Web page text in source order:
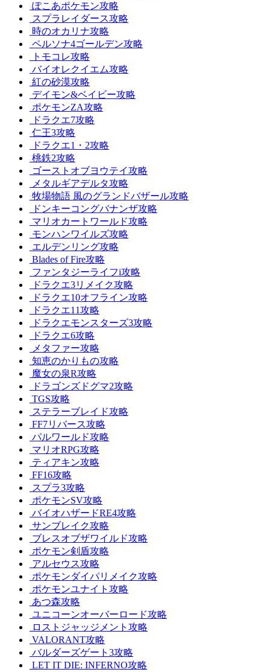
ぽこあポケモン攻略
スプラレイダース攻略
時のオカリナ攻略
ペルソナ4ゴールデン攻略
トモコレ攻略
バイオレクイエム攻略
紅の砂漠攻略
デイモン&ベイビー攻略
ポケモンZA攻略
ドラクエ7攻略
仁王3攻略
ドラクエ1・2攻略
桃鉄2攻略
ゴーストオブヨウテイ攻略
メタルギアデルタ攻略
牧場物語 風のグランドバザール攻略
ドンキーコングバナンザ攻略
マリオカートワールド攻略
モンハンワイルズ攻略
エルデンリング攻略
Blades of Fire攻略
ファンタジーライフi攻略
ドラクエ3リメイク攻略
ドラクエ10オフライン攻略
ドラクエ11攻略
ドラクエモンスターズ3攻略
ドラクエ6攻略
メタファー攻略
知恵のかりもの攻略
魔女の泉R攻略
ドラゴンズドグマ2攻略
TGS攻略
ステラーブレイド攻略
FF7リバース攻略
パルワールド攻略
マリオRPG攻略
ティアキン攻略
FF16攻略
スプラ3攻略
ポケモンSV攻略
バイオハザードRE4攻略
サンブレイク攻略
ブレスオブザワイルド攻略
ポケモン剣盾攻略
アルセウス攻略
ポケモンダイパリメイク攻略
ポケモンユナイト攻略
あつ森攻略
ユニコーンオーバーロード攻略
ロストジャッジメント攻略
VALORANT攻略
バルダーズゲート3攻略
LET IT DIE: INFERNO攻略